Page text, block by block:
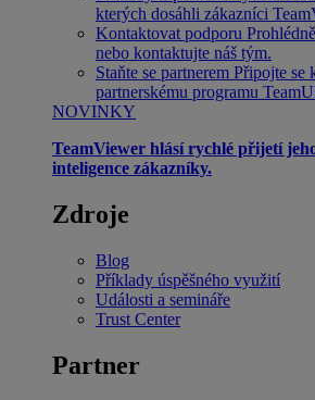
kterých dosáhli zákazníci
Kontaktovat podporu
nebo kontaktujte náš tým.
Staňte se partnerem Připojte se
partnerskému programu
NOVINKY
TeamViewer hlásí rychlé přijetí
inteligence zákazníky.
Zdroje
Blog
Příklady úspěšného využití
Události a semináře
Trust Center
Partner